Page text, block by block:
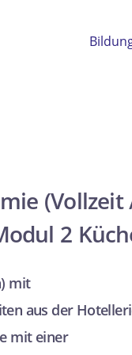
(Vollzeit
2
mit
aus der
mit einer